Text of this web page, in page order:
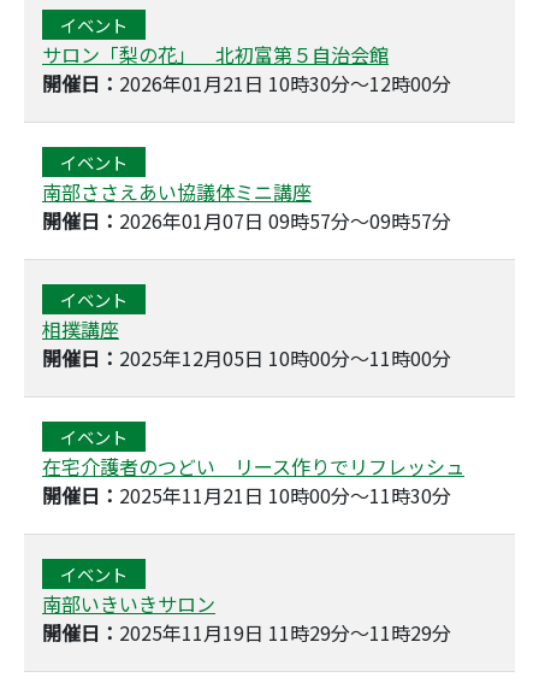
イベント
サロン「梨の花」 北初富第５自治会館
開催日： 2026年01月21日 10時30分～12時00分
イベント
南部ささえあい協議体ミニ講座
開催日： 2026年01月07日 09時57分～09時57分
イベント
相撲講座
開催日： 2025年12月05日 10時00分～11時00分
イベント
在宅介護者のつどい リース作りでリフレッシュ
開催日： 2025年11月21日 10時00分～11時30分
イベント
南部いきいきサロン
開催日： 2025年11月19日 11時29分～11時29分